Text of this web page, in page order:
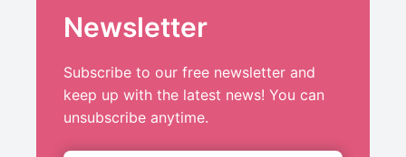
Newsletter
Subscribe to our free newsletter and
keep up with the latest news! You can
unsubscribe anytime.